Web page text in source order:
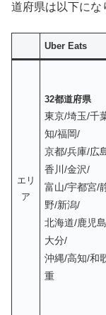
道府県は以下にな
Uber Eats
エリ
ア
32都道府県
東京/埼玉/千
知/福岡/
京都/兵庫/広
香川/金沢/
富山/宇都宮/
野/新潟/
北海道/鹿児
大分/
沖縄/高知/和
重